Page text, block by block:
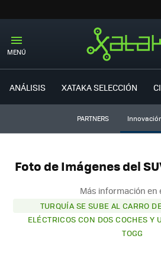
MENÚ
ANÁLISIS XATAKA SELECCIÓN
PARTNERS
Foto de Imágenes del
Más información en
TURQUÍA SE SUBE AL CARRO
ELÉCTRICOS CON DOS COCHES Y
TOGG